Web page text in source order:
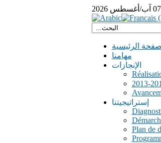
07 آب/أغسطس 2026
الرئيسية
مهامنا
الإنجازات
إستراتيجيتنا
Plan de